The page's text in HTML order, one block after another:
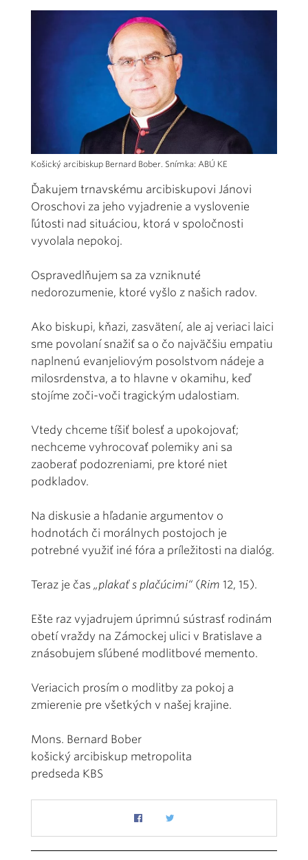
Košický arcibiskup Bernard Bober. Snímka: ABÚ KE
Ďakujem trnavskému arcibiskupovi Jánovi
Oroschovi za jeho vyjadrenie a vyslovenie
ľútosti nad situáciou, ktorá v spoločnosti
vyvolala nepokoj.
Ospravedlňujem sa za vzniknuté
nedorozumenie, ktoré vyšlo z našich radov.
Ako biskupi, kňazi, zasvätení, ale aj veriaci laici
sme povolaní snažiť sa o čo najväčšiu empatiu
naplnenú evanjeliovým posolstvom nádeje a
milosrdenstva, a to hlavne v okamihu, keď
stojíme zoči-voči tragickým udalostiam.
Vtedy chceme tíšiť bolesť a upokojovať;
nechceme vyhrocovať polemiky ani sa
zaoberať podozreniami, pre ktoré niet
podkladov.
Na diskusie a hľadanie argumentov o
hodnotách či morálnych postojoch je
potrebné využiť iné fóra a príležitosti na dialóg.
Teraz je čas „plakať s plačúcimi“ (Rim 12, 15).
Ešte raz vyjadrujem úprimnú sústrasť rodinám
obetí vraždy na Zámockej ulici v Bratislave a
znásobujem sľúbené modlitbové memento.
Veriacich prosím o modlitby za pokoj a
zmierenie pre všetkých v našej krajine.
Mons. Bernard Bober
košický arcibiskup metropolita
predseda KBS